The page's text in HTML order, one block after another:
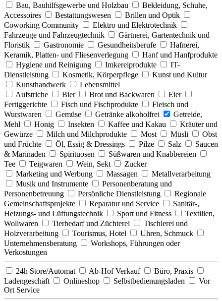
Bau, Bauhilfsgewerbe und Holzbau
Bekleidung, Schuhe,
Accessoires
Bestattungswesen
Brillen und Optik
Coworking Community
Elektro und Elektrotechnik
Fahrzeuge und Fahrzeugtechnik
Gärtnerei, Gartentechnik und
Floristik
Gastronomie Gesundheitsberufe
Hafnerei,
Keramik, Platten- und Fliesenverlegung
Hanf und Hanfprodukte
Hygiene und Reinigung
Imkereiprodukte
IT-
Dienstleistung
Kosmetik, Körperpflege
Kunst und Kultur
Kunsthandwerk
Lebensmittel
Aufstriche
Bier Brot und Backwaren
Eier
Fertiggerichte
Fisch und Fischprodukte
Fleisch und
Wurstwaren
Gemüse Getränke alkoholfrei
Getreide,
Mehl
Honig Insekten Kaffee und Kakau
Kräuter und
Gewürze
Milch und Milchprodukte Most Müsli
Obst
und Früchte
Öl, Essig & Dressings Pilze Salz
Saucen
& Marinaden
Spirituosen
Süßwaren und Knabbereien
Tee
Teigwaren Wein, Sekt
Zucker
Marketing und Werbung
Massagen
Metallverarbeitung
Musik und Instrumente
Personenberatung und
Personenbetreuung
Persönliche Dienstleistung
Regionale
Gemeinschaftsprojekte
Reparatur und Service
Sanitär-,
Heizungs- und Lüftungstechnik
Sport und Fitness
Textilien,
Wollwaren
Tierbedarf und Züchterei
Tischlerei und
Holzverarbeitung
Tourismus, Hotel
Uhren, Schmuck
Unternehmensberatung
Workshops, Führungen oder
Verkostungen
24h Store/Automat Ab-Hof Verkauf
Büro, Praxis
Ladengeschäft
Onlineshop Selbstbedienungsladen
Vor
Ort Service